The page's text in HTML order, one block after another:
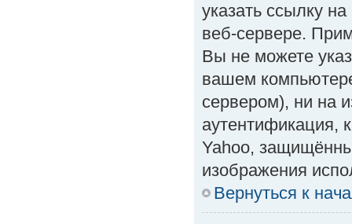
указать ссылку
веб-сервере.
Вы не можете
вашем
сервером), ни на
аутентификация,
Yahoo,
изображения
Вернуться к